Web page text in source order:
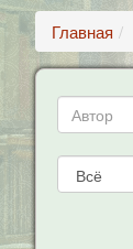
Главная